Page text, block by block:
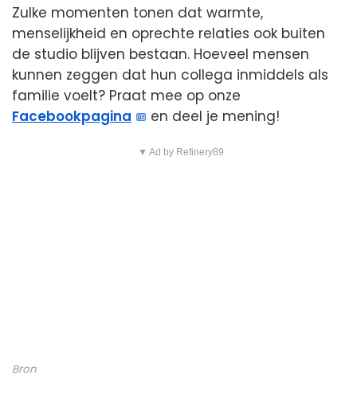
Zulke momenten tonen dat warmte,
menselijkheid en oprechte relaties ook buiten
de studio blijven bestaan. Hoeveel mensen
kunnen zeggen dat hun collega inmiddels als
familie voelt? Praat mee op onze
Facebookpagina
en deel je mening!
▼ Ad by Refinery89
Bron